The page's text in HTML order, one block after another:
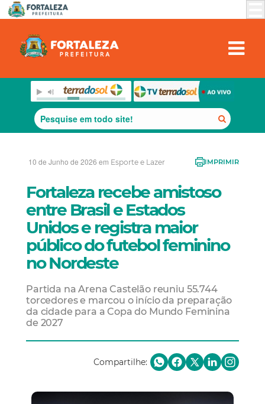
10 de Junho de 2026 em Esporte e Lazer IMPRIMIR
Fortaleza recebe amistoso
entre Brasil e Estados
Unidos e registra maior
público do futebol feminino
no Nordeste
Partida na Arena Castelão reuniu 55.744
torcedores e marcou o início da preparação
da cidade para a Copa do Mundo Feminina
de 2027
Compartilhe: